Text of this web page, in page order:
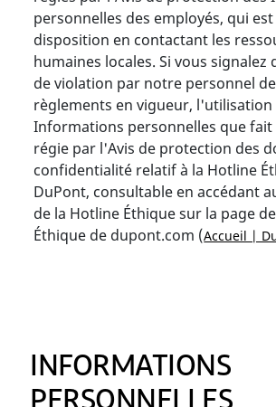
personnelles des employés, qui
disposition en contactant les
humaines locales. Si vous signalez
de violation par notre personnel
règlements en vigueur, l'utilisation
Informations personnelles que fait
régie par l'Avis de protection des
confidentialité relatif à la Hotline
DuPont, consultable en accédant
de la Hotline Éthique sur la page
Éthique de dupont.com (Accueil |
INFORMATIONS